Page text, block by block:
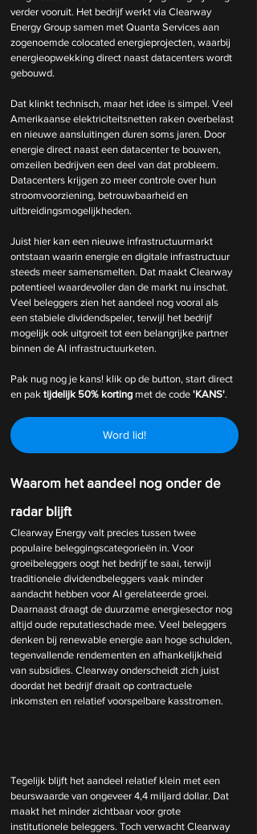
verder vooruit. Het bedrijf werkt via Clearway
Energy Group samen met Quanta Services aan
zogenoemde colocated energieprojecten, waarbij
energieopwekking direct naast datacenters wordt
gebouwd.
Dat klinkt technisch, maar het idee is simpel. Veel
Amerikaanse elektriciteitsnetten raken overbelast
en nieuwe aansluitingen duren soms jaren. Door
energie direct naast een datacenter te bouwen,
omzeilen bedrijven een deel van dat probleem.
Datacenters krijgen zo meer controle over hun
stroomvoorziening, betrouwbaarheid en
uitbreidingsmogelijkheden.
Juist hier kan een nieuwe infrastructuurmarkt
ontstaan waarin energie en digitale infrastructuur
steeds meer samensmelten. Dat maakt Clearway
potentieel waardevoller dan de markt nu inschat.
Veel beleggers zien het aandeel nog vooral als
een stabiele dividendspeler, terwijl het bedrijf
mogelijk ook uitgroeit tot een belangrijke partner
binnen de AI infrastructuurketen.
Pak nug nog je kans! klik op de button, start direct
en pak tijdelijk 50% korting met de code 'KANS'.
Word lid!
Waarom het aandeel nog onder de
radar blijft
Clearway Energy valt precies tussen twee
populaire beleggingscategorieën in. Voor
groeibeleggers oogt het bedrijf te saai, terwijl
traditionele dividendbeleggers vaak minder
aandacht hebben voor AI gerelateerde groei.
Daarnaast draagt de duurzame energiesector nog
altijd oude reputatieschade mee. Veel beleggers
denken bij renewable energie aan hoge schulden,
tegenvallende rendementen en afhankelijkheid
van subsidies. Clearway onderscheidt zich juist
doordat het bedrijf draait op contractuele
inkomsten en relatief voorspelbare kasstromen.
Tegelijk blijft het aandeel relatief klein met een
beurswaarde van ongeveer 4,4 miljard dollar. Dat
maakt het minder zichtbaar voor grote
institutionele beleggers. Toch verwacht Clearway